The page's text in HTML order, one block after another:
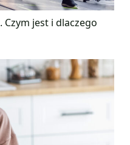
jest i dlaczego